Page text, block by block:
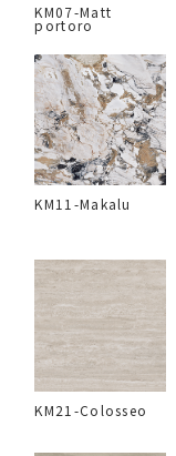
KM07-Matt
portoro
KM11-Makalu
KM21-Colosseo